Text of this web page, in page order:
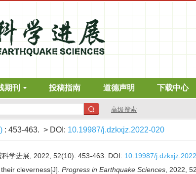
期刊 投稿指南 道德声明 下载中心
高级搜索
: 453-463. > DOI: 10.19987/j.dzkxjz.2022-020
科学进展, 2022, 52(10): 453-463. DOI: 10.19987/
cleverness[J]. Progress in Earthquake Sciences , 2022,